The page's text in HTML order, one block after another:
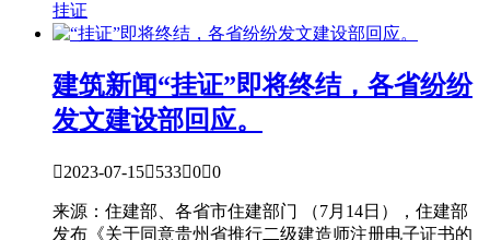
挂证
建筑新闻“挂证”即将终结，各省纷纷
发文建设部回应。
2023-07-1553300
来源：住建部、各省市住建部门 （7月14日），住建部
发布《关于同意贵州省推行二级建造师注册电子证书的